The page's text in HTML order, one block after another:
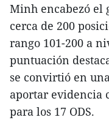
Minh encabezó el
cerca de 200
rango 101-200 a
puntuación
se convirtió en
aportar evidencia
para los 17 ODS.